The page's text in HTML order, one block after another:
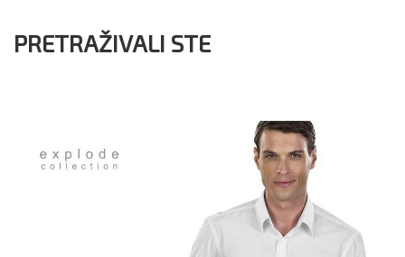
PRETRAŽIVALI STE